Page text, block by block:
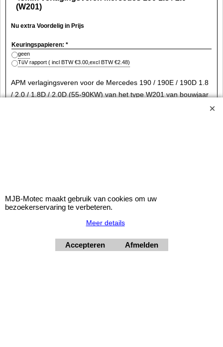
(W201)
Nu extra Voordelig in Prijs
Keuringspapieren: *
geen
TüV rapport ( incl BTW€3.00 excl BTW€2.48)
APM verlagingsveren voor de Mercedes 190 / 190E / 190D 1.8
/ 2.0 / 1.8D / 2.0D (55-90KW) van het type W201 van bouwjaar
Verdere aandachtspunten: deze Mercedes is af-fabriek geleverd met
MJB-Motec maakt gebruik van cookies om uw
bezoekerservaring te verbeteren.
Meer details
Accepteren Afmelden